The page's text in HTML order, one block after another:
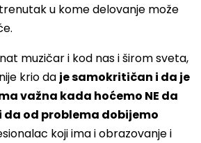
u kome delovanje može
muzičar i kod nas i širom sveta,
krio da je samokritičan i da je
važna kada hoćemo NE da
da od problema dobijemo
koji ima i obrazovanje i